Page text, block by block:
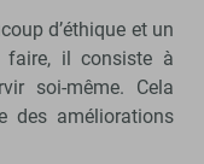
d’éthique et un
faire, il consiste à
soi-même. Cela
des améliorations